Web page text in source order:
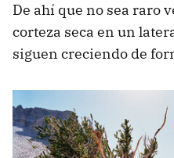
De ahí que no sea raro
corteza seca en un
siguen creciendo de